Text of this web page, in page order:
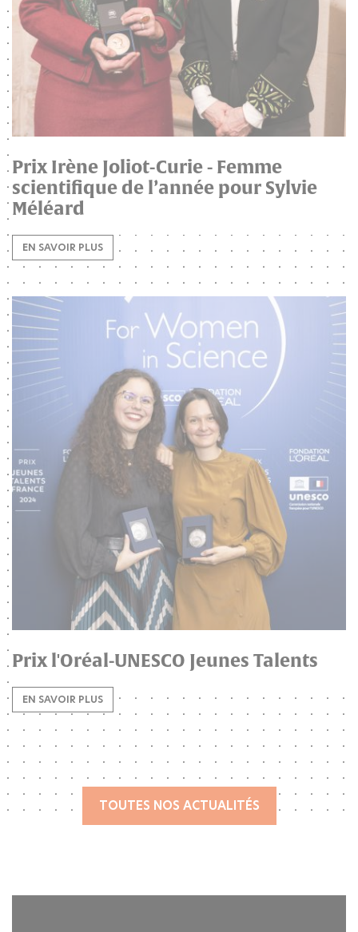
Prix Irène Joliot-Curie - Femme
scientifique de l’année pour Sylvie
Méléard
EN SAVOIR PLUS
Prix l'Oréal-UNESCO Jeunes Talents
EN SAVOIR PLUS
TOUTES NOS ACTUALITÉS